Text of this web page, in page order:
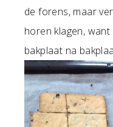
de forens, maar
horen klagen,
bakplaat na